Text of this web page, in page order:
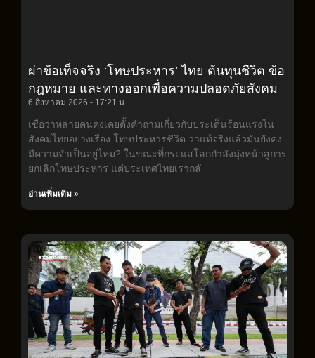
ผ่าข้อเท็จจริง ‘โทษประหาร’ ไทย ต้นทุนชีวิต ข้อ
กฎหมาย และทางออกเพื่อความปลอดภัยสังคม
6 สิงหาคม 2026 17:21 น.
เชื่อว่าหลายคนคงเคยตั้งคำถามเกี่ยวกับประเด็นร้อนแรงใน
สังคมไทยอย่างเรื่อง โทษประหารชีวิต ว่าแท้จริงแล้วมันยังคง
มีความจำเป็นอยู่ไหม? ในขณะที่กระแสโลกกำลังมุ่งหน้าสู่การ
ยกเลิกโทษประหาร แต่ประเทศไทยเรากลั
อ่านเพิ่มเติม »